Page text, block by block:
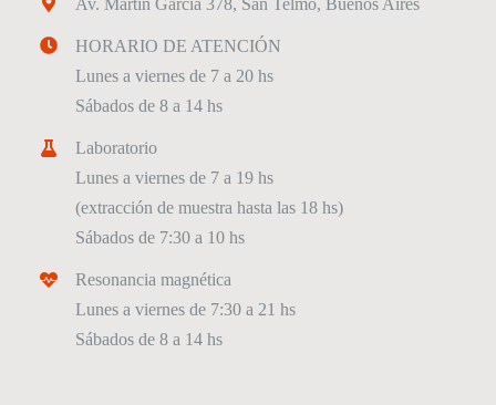
HORARIO DE ATENCIÓN
Lunes a viernes de 7 a 20 hs
Sábados de 8 a 14 hs
Laboratorio
Lunes a viernes de 7 a 19 hs
(extracción de muestra hasta las 18 hs)
Sábados de 7:30 a 10 hs
Resonancia magnética
Lunes a viernes de 7:30 a 21 hs
Sábados de 8 a 14 hs